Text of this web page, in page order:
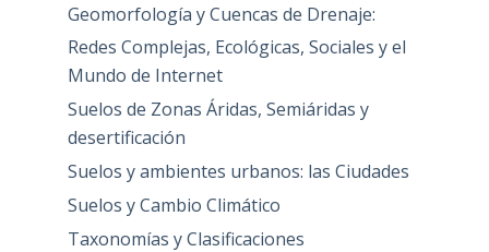
Geomorfología y Cuencas de Drenaje:
Redes Complejas, Ecológicas, Sociales y el
Mundo de Internet
Suelos de Zonas Áridas, Semiáridas y
desertificación
Suelos y ambientes urbanos: las Ciudades
Suelos y Cambio Climático
Taxonomías y Clasificaciones